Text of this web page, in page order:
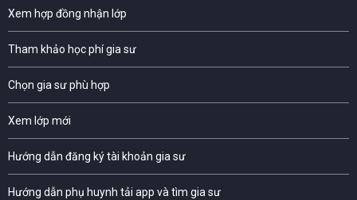
Xem hợp đồng nhận lớp
Tham khảo học phí gia sư
Chọn gia sư phù hợp
Xem lớp mới
Hướng dẫn đăng ký tài khoản gia sư
Hướng dẫn phụ huynh tải app và tìm gia sư